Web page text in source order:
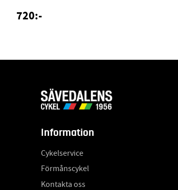
720:-
Information
Cykelservice
Förmånscykel
Kontakta oss